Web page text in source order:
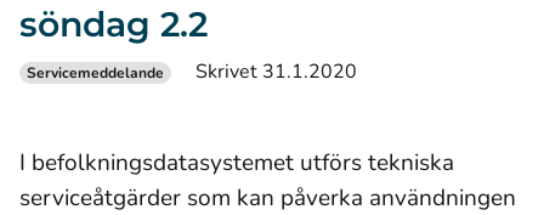
söndag 2.2
Servicemeddelande Skrivet 31.1.2020
I befolkningsdatasystemet utförs tekniska
serviceåtgärder som kan påverka användningen